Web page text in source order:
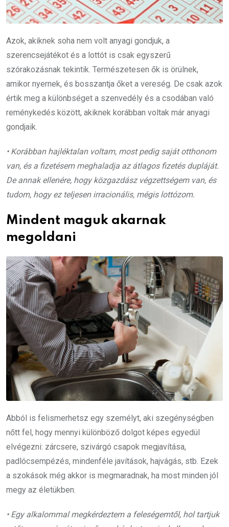
Azok, akiknek soha nem volt anyagi gondjuk, a
szerencsejátékot és a lottót is csak egyszerű
szórakozásnak tekintik. Természetesen ők is örülnek,
amikor nyernek, és bosszantja őket a vereség. De csak azok
értik meg a különbséget a szenvedély és a csodában való
reménykedés között, akiknek korábban voltak már anyagi
gondjaik.
• Korábban hajléktalan voltam, most pedig saját otthonom
van, és a fizetésem meghaladja az átlagos fizetés dupláját.
De annak ellenére, hogy közgazdász végzettségem van, és
tudom, hogy ez teljesen irracionális, mégis lottózom.
Mindent maguk akarnak
megoldani
Abból is felismerhetsz egy személyt, aki szegénységben
nőtt fel, hogy mennyi különböző dolgot képes egyedül
elvégezni: zárcsere, szivárgó csapok megjavítása,
padlócsempézés, mindenféle javítások, hajvágás, stb. Ezek
a szokások még akkor is megmaradnak, ha most minden jól
megy az életükben.
• Egy alkalommal megkérdeztem a feleségemtől, hol tartjuk